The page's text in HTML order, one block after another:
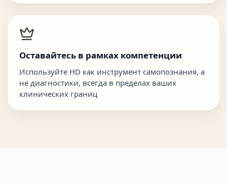
Оставайтесь в рамках компетенции
Используйте HD как инструмент самопознания, а
не диагностики, всегда в пределах ваших
клинических границ